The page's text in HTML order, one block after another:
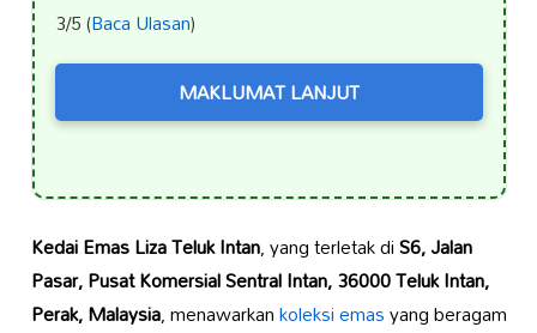
3/5 (Baca Ulasan)
MAKLUMAT LANJUT
Kedai Emas Liza Teluk Intan, yang terletak diS6, Jalan
Pasar, Pusat Komersial Sentral Intan, 36000 Teluk Intan,
Perak, Malaysia, menawarkankoleksi emasyang beragam